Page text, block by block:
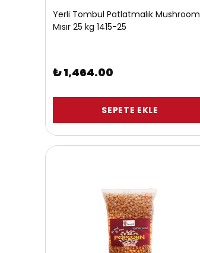
Yerli Tombul Patlatmalık Mushroom
Mısır 25 kg 1415-25
₺ 1,464.00
SEPETE EKLE